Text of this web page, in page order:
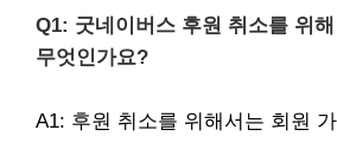
Q1: 굿네이버스 후원 취소를 위
무엇인가요?
A1: 후원 취소를 위해서는 회원